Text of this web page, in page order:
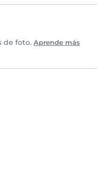
de foto. Aprende más